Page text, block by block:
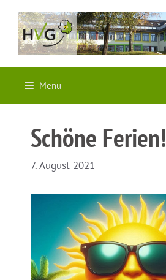
Inhalt
springen
Menü
Schöne Ferien!
7. August 2021